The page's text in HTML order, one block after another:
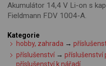
Akumulátor 14,4 V Li-on s
Fieldmann FDV 1004-A.
Kategorie
hobby, zahrada →
příslušenství →příslušenství
příslušenství k nářadí